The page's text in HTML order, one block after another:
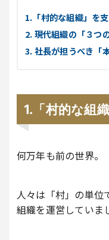
1.「村的な組織」を
2. 現代組織の「３つ
3. 社長が担うべき「
1.「村的な組
何万年も前の世界。
人々は「村」の単位
組織を運営していま